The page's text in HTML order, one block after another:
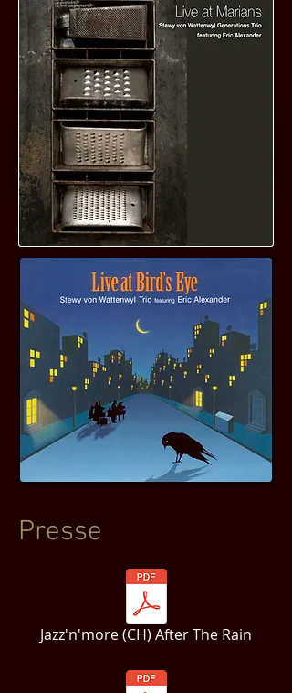
Presse
Jazz'n'more (CH) After The Rain